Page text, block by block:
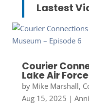
Lastest
Courier
Lake Air
by Mike Marshall,
Aug 15, 2025 |